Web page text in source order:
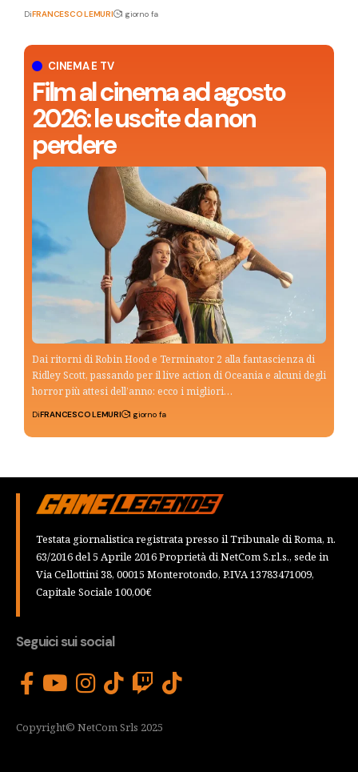
CINEMA E TV
Film al cinema ad agosto
2026: le uscite da non
perdere
Dai ritorni di Robin Hood e Terminator 2 alla fantascienza di
Ridley Scott, passando per il live action di Oceania e alcuni degli
horror più attesi dell’anno: ecco i migliori…
DiFRANCESCO LEMURI 1 giorno fa
DiFRANCESCO LEMURI 1 giorno fa
Testata giornalistica registrata presso il Tribunale di Roma, n.
63/2016 del 5 Aprile 2016 Proprietà di NetCom S.r.l.s., sede in
Via Cellottini 38, 00015 Monterotondo, P.IVA 13783471009,
Capitale Sociale 100,00€
Seguici sui social
Copyright© NetCom Srls 2025